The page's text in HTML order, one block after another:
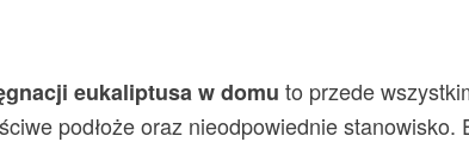
eukaliptusa w domu to przede
podłoże oraz nieodpowiednie stanowisko.